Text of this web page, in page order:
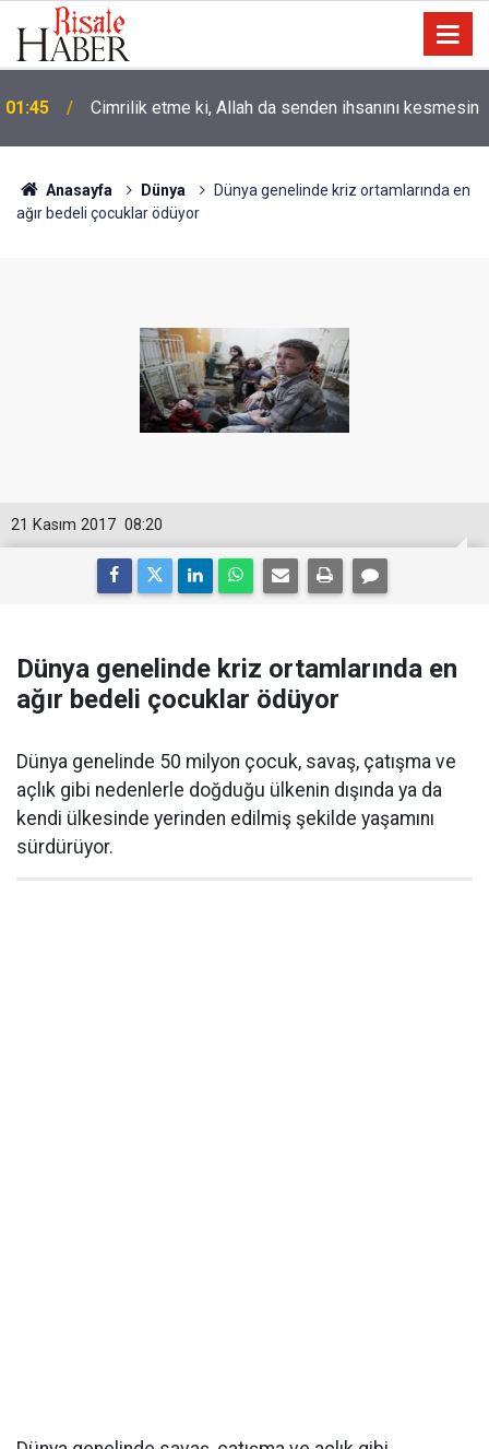
01:45 Cimrilik etme ki, Allah da senden ihsanını kesmesin
Anasayfa Dünya
Dünya genelinde kriz ortamlarında en
ağır bedeli çocuklar ödüyor
08:20
21 Kasım 2017
Dünya genelinde kriz ortamlarında en
ağır bedeli çocuklar ödüyor
Dünya genelinde 50 milyon çocuk, savaş, çatışma ve
açlık gibi nedenlerle doğduğu ülkenin dışında ya da
kendi ülkesinde yerinden edilmiş şekilde yaşamını
sürdürüyor.